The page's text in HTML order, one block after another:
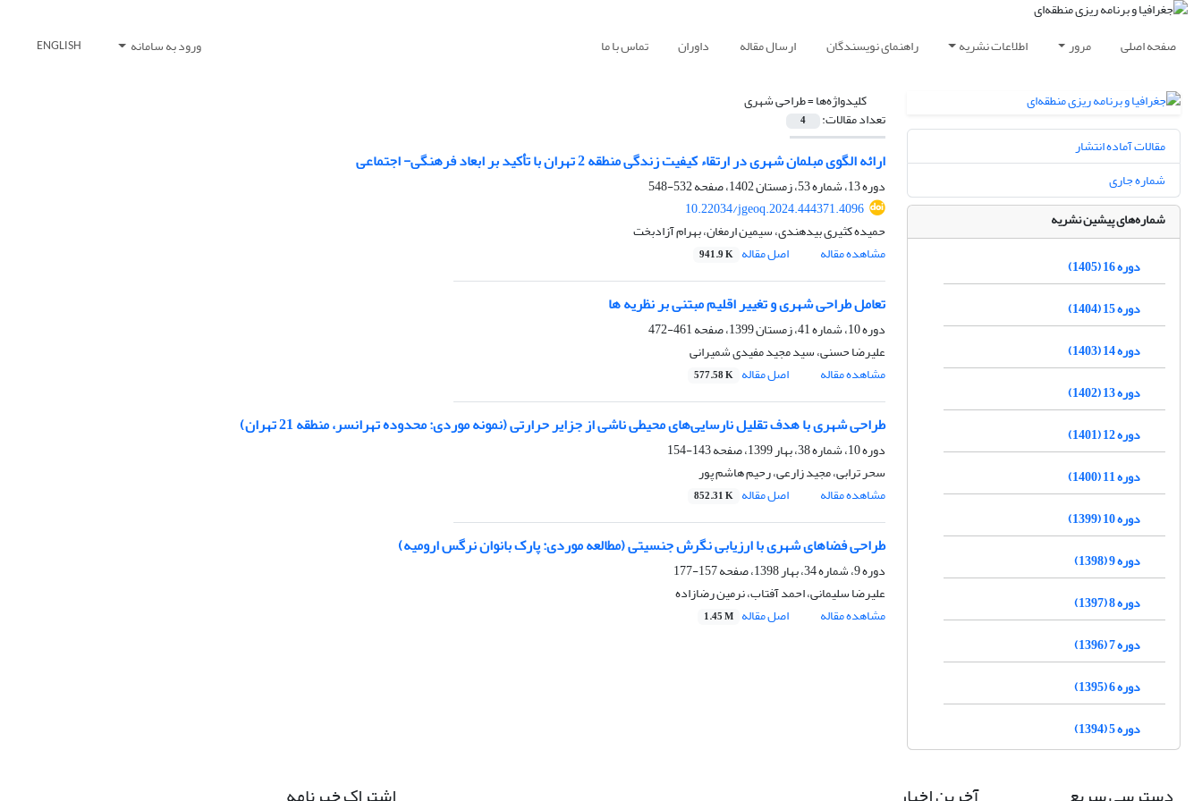
صفحه اصلی مرور اطلاعات نشریه راهنمای نویسندگان ارسال مقاله داوران تماس با ما ورود به سامانه ENGLISH
کلیدواژه‌ها =طراحی شهری
تعداد مقالات: 4
ارائه الگوی مبلمان شهری در ارتقاء کیفیت زندگی منطقه 2 تهران با تأکید بر ابعاد فرهنگی- اجتماعی
دوره 13، شماره 53، زمستان 1402، صفحه
532-548
10.22034/jgeoq.2024.444371.4096
حمیده کثیری بیدهندی، سیمین ارمغان، بهرام آزادبخت
مشاهده مقاله
اصل مقاله 941.9 K
تعامل طراحی شهری و تغییر اقلیم مبتنی بر نظریه ها
دوره 10، شماره 41، زمستان 1399، صفحه
461-472
علیرضا حسنی، سید مجید مفیدی شمیرانی
مشاهده مقاله
اصل مقاله 577.58 K
طراحی شهری با هدف تقلیل نارسایی‌های محیطی ناشی از جزایر حرارتی (نمونه موردی: محدوده تهرانسر، منطقه 21 تهران)
دوره 10، شماره 38، بهار 1399، صفحه
143-154
سحر ترابی، مجید زارعی، رحیم هاشم پور
مشاهده مقاله
اصل مقاله 852.31 K
طراحی فضاهای شهری با ارزیابی نگرش جنسیتی (مطالعه موردی: پارک بانوان نرگس ارومیه)
دوره 9، شماره 34، بهار 1398، صفحه
157-177
علیرضا سلیمانی، احمد آفتاب، نرمین رضازاده
مشاهده مقاله
اصل مقاله 1.45 M
مقالات آماده انتشار
شماره جاری
شماره‌های پیشین نشریه
دوره 16 (1405)
دوره 15 (1404)
دوره 14 (1403)
دوره 13 (1402)
دوره 12 (1401)
دوره 11 (1400)
دوره 10 (1399)
دوره 9 (1398)
دوره 8 (1397)
دوره 7 (1396)
دوره 6 (1395)
دوره 5 (1394)